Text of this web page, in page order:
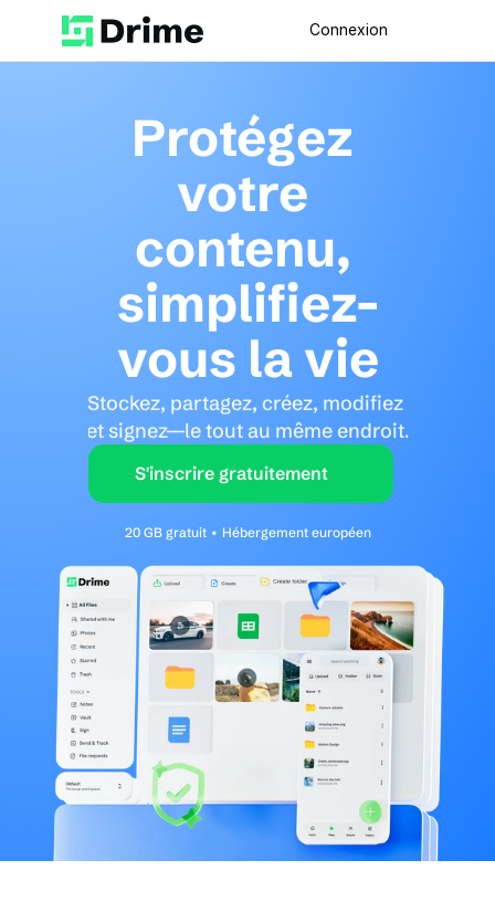
Protégez
votre
contenu,
simplifiez-
vous la vie
Stockez, partagez, créez, modifiez
et signez—le tout au même endroit.
S'inscrire gratuitement
20 GB gratuit • Hébergement européen
Connexion